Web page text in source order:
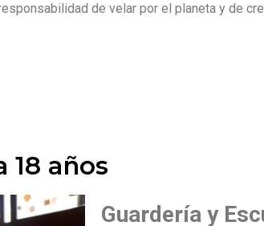
de velar por el planeta y de
18 años
Guardería y